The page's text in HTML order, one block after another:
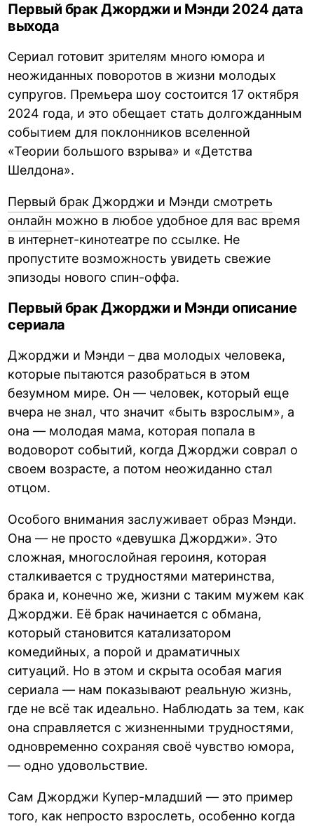
Первый брак Джорджи и Мэнди 2024 дата
выхода
Сериал готовит зрителям много юмора и
неожиданных поворотов в жизни молодых
супругов. Премьера шоу состоится 17 октября
2024 года, и это обещает стать долгожданным
событием для поклонников вселенной
«Теории большого взрыва» и «Детства
Шелдона».
Первый брак Джорджи и Мэнди смотреть
онлайн можно в любое удобное для вас время
в интернет-кинотеатре по ссылке. Не
пропустите возможность увидеть свежие
эпизоды нового спин-оффа.
Первый брак Джорджи и Мэнди описание
сериала
Джорджи и Мэнди – два молодых человека,
которые пытаются разобраться в этом
безумном мире. Он — человек, который еще
вчера не знал, что значит «быть взрослым», а
она — молодая мама, которая попала в
водоворот событий, когда Джорджи соврал о
своем возрасте, а потом неожиданно стал
отцом.
Особого внимания заслуживает образ Мэнди.
Она — не просто «девушка Джорджи». Это
сложная, многослойная героиня, которая
сталкивается с трудностями материнства,
брака и, конечно же, жизни с таким мужем как
Джорджи. Её брак начинается с обмана,
который становится катализатором
комедийных, а порой и драматичных
ситуаций. Но в этом и скрыта особая магия
сериала — нам показывают реальную жизнь,
где не всё так идеально. Наблюдать за тем, как
она справляется с жизненными трудностями,
одновременно сохраняя своё чувство юмора,
— одно удовольствие.
Сам Джорджи Купер-младший — это пример
того, как непросто взрослеть, особенно когда